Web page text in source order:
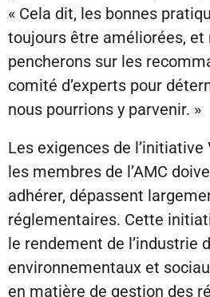
« Cela dit, les bonnes
toujours être améliorées, et
pencherons sur les
comité d’experts pour
nous pourrions y parvenir. »
Les exigences de l’initiative
les membres de l’AMC
adhérer, dépassent
réglementaires. Cette
le rendement de l’industrie
environnementaux et
en matière de gestion des